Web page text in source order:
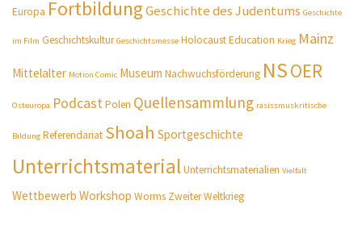
Europa Fortbildung Geschichte des Judentums Geschichte
im Film Geschichtskultur Geschichtsmesse Holocaust Education Krieg Mainz
Mittelalter Motion Comic Museum Nachwuchsförderung NSOER
Osteuropa Podcast Polen Quellensammlung rasissmuskritische
Bildung Referendariat Shoah Sportgeschichte
UnterrichtsmaterialUnterrichtsmaterialien Vielfalt
Wettbewerb Workshop Worms Zweiter Weltkrieg